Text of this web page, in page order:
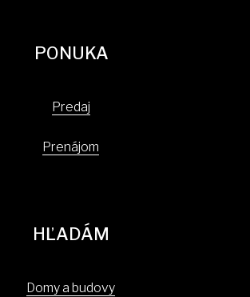
PONUKA
Predaj
Prenájom
HĽADÁM
Domy a budovy